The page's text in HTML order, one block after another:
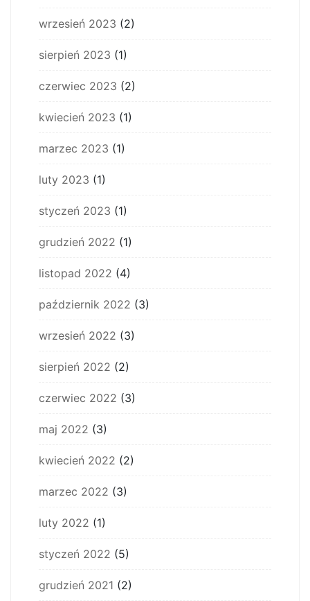
wrzesień 2023 (2)
sierpień 2023 (1)
czerwiec 2023 (2)
kwiecień 2023 (1)
marzec 2023 (1)
luty 2023 (1)
styczeń 2023 (1)
grudzień 2022 (1)
listopad 2022 (4)
październik 2022 (3)
wrzesień 2022 (3)
sierpień 2022 (2)
czerwiec 2022 (3)
maj 2022 (3)
kwiecień 2022 (2)
marzec 2022 (3)
luty 2022 (1)
styczeń 2022 (5)
grudzień 2021 (2)